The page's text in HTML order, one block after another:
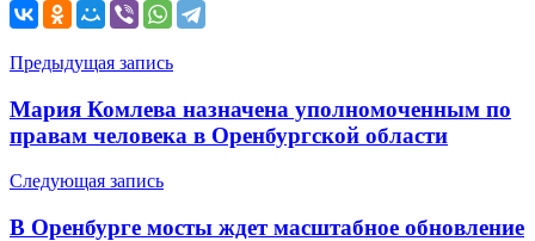
Навигация
по
записям
Предыдущая запись
Мария Комлева назначена уполномоченным по
правам человека в Оренбургской области
Следующая запись
В Оренбурге мосты ждет масштабное обновление